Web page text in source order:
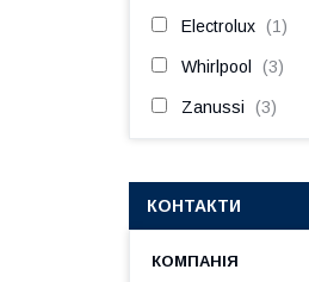
Electrolux 1
Whirlpool 3
Zanussi 3
КОНТАКТИ